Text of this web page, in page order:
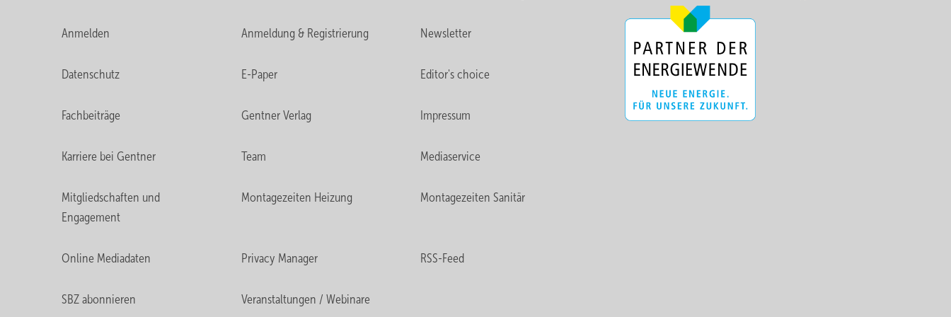
Anmelden Anmeldung & Registrierung Newsletter
Datenschutz E-Paper Editor's choice
Fachbeiträge Gentner Verlag Impressum
Karriere bei Gentner Team Mediaservice
Mitgliedschaften und
Engagement
Montagezeiten Heizung Montagezeiten Sanitär
Online Mediadaten Privacy Manager RSS-Feed
SBZ abonnieren Veranstaltungen / Webinare